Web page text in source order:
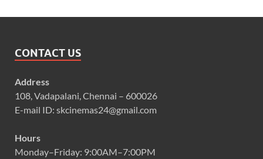
CONTACT US
Address
108, Vadapalani, Chennai – 600026
E-mail ID: skcinemas24@gmail.com
Hours
Monday–Friday: 9:00AM–7:00PM